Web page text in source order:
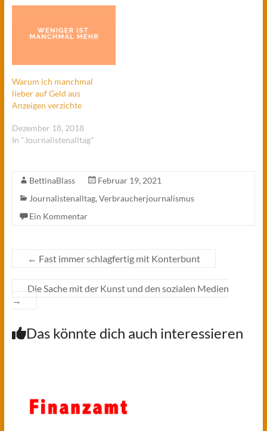
Warum ich manchmal
lieber auf Geld aus
Anzeigen verzichte
Dezember 18, 2018
In "Journalistenalltag"
BettinaBlass
Februar 19, 2021
Journalistenalltag, Verbraucherjournalismus
Ein Kommentar
← Fast immer schlagfertig mit Konterbunt
Die Sache mit der Kunst und den sozialen Medien
→
Das könnte dich auch interessieren